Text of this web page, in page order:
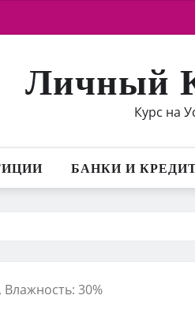
Личный
Курс на
БАНКИ И
30%